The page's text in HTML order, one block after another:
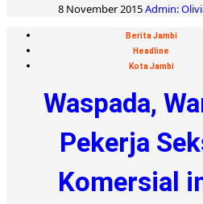
8 November 2015Admin:
Berita Jambi
Headline
Kota Jambi
Waspada,
Pekerja
Komersial